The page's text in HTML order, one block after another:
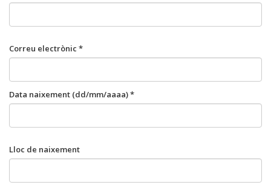
Correu electrònic *
Data naixement (dd/mm/aaaa) *
Lloc de naixement